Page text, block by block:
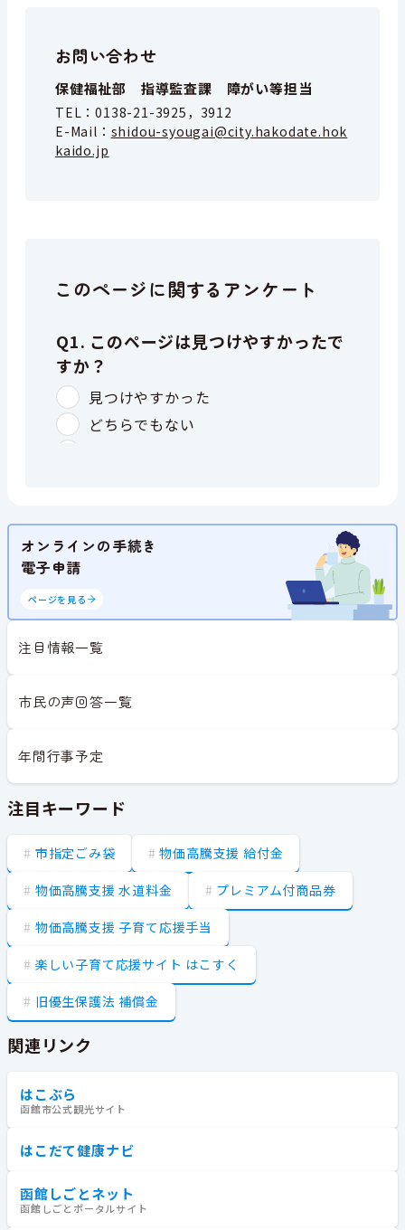
お問い合わせ
保健福祉部 指導監査課 障がい等担当
TEL：0138-21-3925，3912
E-Mail： shidou-syougai@city.hakodate.hok
kaido.jp
このページに関するアンケート
オンラインの手続き
電子申請
ページを見る
注目情報一覧
市民の声回答一覧
年間行事予定
注目キーワード
市指定ごみ袋 物価高騰支援 給付金
物価高騰支援 水道料金 プレミアム付商品券
物価高騰支援 子育て応援手当
楽しい子育て応援サイト はこすく
旧優生保護法 補償金
関連リンク
はこぶら
函館市公式観光サイト
はこだて健康ナビ
函館しごとネット
函館しごとポータルサイト